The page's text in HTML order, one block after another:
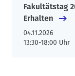
Fakultätstag
Erhalten
04.11.2026
13:30-18:00 Uhr